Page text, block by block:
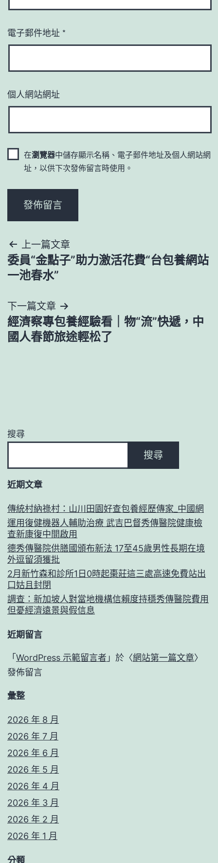
電子郵件地址 *
個人網站網址
在瀏覽器中儲存顯示名稱、電子郵件地址及個人網站網
址，以供下次發佈留言時使用。
文
章
覽
上一篇文章
委員“金點子”助力激活花費“台包養網站
一池春水”
下一篇文章
經濟察專包養經驗看｜物“流”快遞，中
國人春節旅途輕松了
搜尋
搜尋
近期文章
傳統村納祿村：山川田園好查包養經歷傳家_中國網
運用復健機器人輔助治療 武吉巴督秀傳醫院健康檢
查新康復中間啟用
德秀傳醫院供膳國頒布新法 17至45歲男性長期在境
外逗留須獲批
2月新竹森和診所1日0時起棗莊這三處高速免費站出
口姑且封閉
調查：新加坡人對當地機構信賴度持穩秀傳醫院費用
但憂經濟遠景與假信息
近期留言
「 WordPress 示範留言者 」於〈網站第一篇文章〉
發佈留言
彙整
2026 年 8 月
2026 年 7 月
2026 年 6 月
2026 年 5 月
2026 年 4 月
2026 年 3 月
2026 年 2 月
2026 年 1 月
分類